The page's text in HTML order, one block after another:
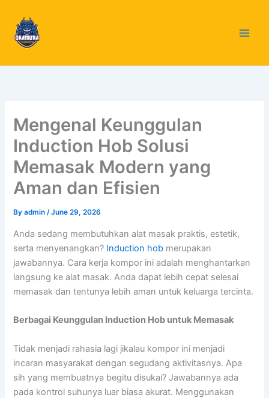
content
Mengenal Keunggulan
Induction Hob Solusi
Memasak Modern yang
Aman dan Efisien
Byadmin/June 29, 2026
Anda sedang membutuhkan alat masak praktis, estetik,
serta menyenangkan? Induction hob merupakan
jawabannya. Cara kerja kompor ini adalah menghantarkan
langsung ke alat masak. Anda dapat lebih cepat selesai
memasak dan tentunya lebih aman untuk keluarga tercinta.
Berbagai Keunggulan Induction Hob untuk Memasak
Tidak menjadi rahasia lagi jikalau kompor ini menjadi
incaran masyarakat dengan segudang aktivitasnya. Apa
sih yang membuatnya begitu disukai? Jawabannya ada
pada kontrol suhunya luar biasa akurat. Menggunakan